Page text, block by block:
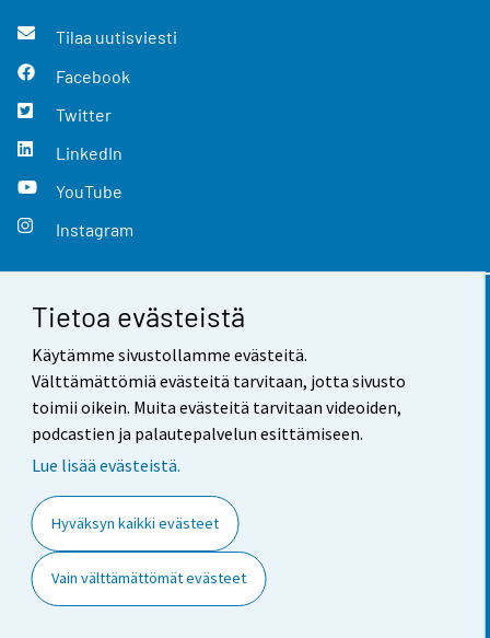
Tietoa evästeistä
Käytämme sivustollamme evästeitä.
Välttämättömiä evästeitä tarvitaan, jotta sivusto
toimii oikein. Muita evästeitä tarvitaan videoiden,
podcastien ja palautepalvelun esittämiseen.
Lue lisää evästeistä.
Hyväksyn kaikki evästeet
Vain välttämättömät evästeet
Tilaa uutisviesti
Facebook
Twitter
LinkedIn
YouTube
Instagram
Yhteystiedot
Palaute
Käyttöehdot
Saavutettavuus
Tietoa sivustosta
Evästeasetukset